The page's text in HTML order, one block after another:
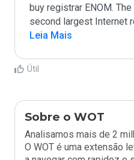
buy registrar ENOM.
second largest Internet
Leia Mais
Útil
Sobre o WOT
Analisamos mais de 2
O WOT é uma extensão